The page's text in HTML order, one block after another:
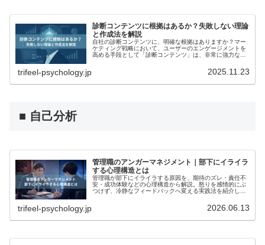
診断コンテンツに根拠はあるか？失敗しない理論
と作成法を解説
自社の診断コンテンツに、明確な根拠はありますか？マー
ケティング戦略において、ユーザーのエンゲージメントを
高める手段として「診断コンテンツ」は、非常に強力なツ
trifeel-psychology.jp 2025.11.23
■ 自己分析
管理職のアンガーマネジメント｜部下にイライラ
する心理構造とは
管理職が部下にイライラする原因を、期待のズレ・責任不
安・成功体験などの心理構造から解説。怒りを感情的にぶ
つけず、冷静なフィードバックへ変える実践法を紹介しま
trifeel-psychology.jp 2026.06.13